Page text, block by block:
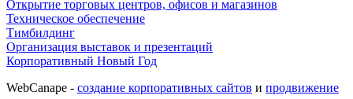
Открытие торговых центров, офисов и магазинов
Техническое обеспечение
Тимбилдинг
Организация выставок и презентаций
Корпоративный Новый Год
WebCanape - создание корпоративных сайтов и продвижение